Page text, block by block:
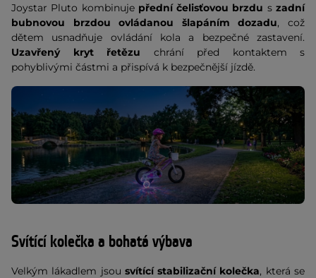
Joystar Pluto kombinuje přední čelisťovou brzdu szadní
bubnovou brzdou ovládanou šlapáním dozadu, což
dětem usnadňuje ovládání kola a bezpečné zastavení.
Uzavřený kryt řetězu chrání před kontaktem s
pohyblivými částmi a přispívá k bezpečnější jízdě.
Svítící kolečka a bohatá výbava
Velkým lákadlem jsou svítící stabilizační kolečka, která se